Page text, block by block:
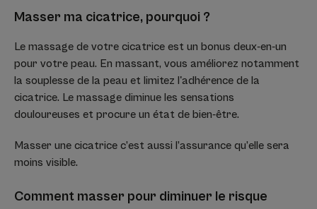
Masser ma cicatrice, pourquoi ?
Le massage de votre cicatrice est un bonus deux-en-un
pour votre peau. En massant, vous améliorez notamment
la souplesse de la peau et limitez l'adhérence de la
cicatrice. Le massage diminue les sensations
douloureuses et procure un état de bien-être.
Masser une cicatrice c’est aussi l’assurance qu’elle sera
moins visible.
Comment masser pour diminuer le risque